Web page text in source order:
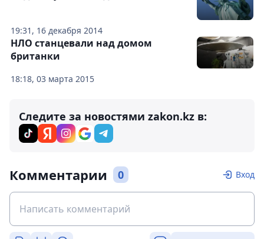
19:31, 16 декабря 2014
18:18, 03 марта 2015
НЛО станцевали над домом
британки
Следите за новостями zakon.kz в:
Комментарии 0 Вход